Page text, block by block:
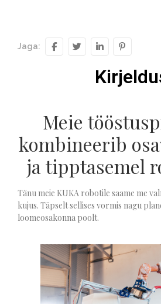
Jaga:
Meie
kombineerib
ja tipptasemel
Tänu meie KUKA robotile saame me
kujus. Täpselt sellises vormis nagu
loomeosakonna poolt.